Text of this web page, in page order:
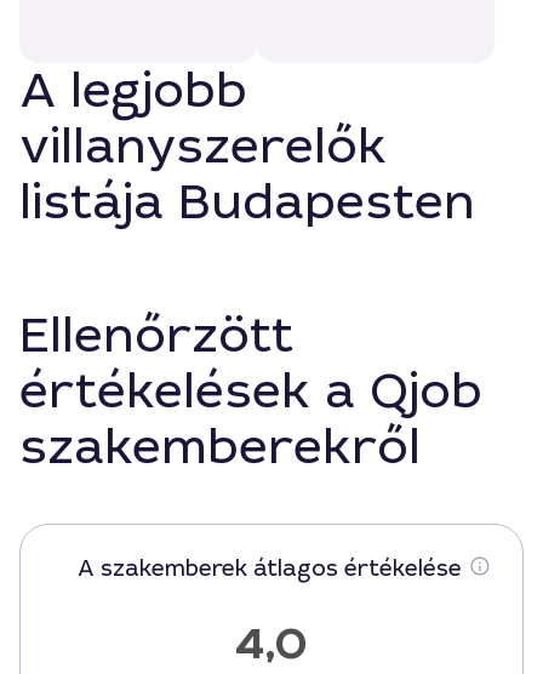
A legjobb
villanyszerelők
listája Budapesten
Ellenőrzött
értékelések a Qjob
szakemberekről
A szakemberek átlagos értékelése
4,0